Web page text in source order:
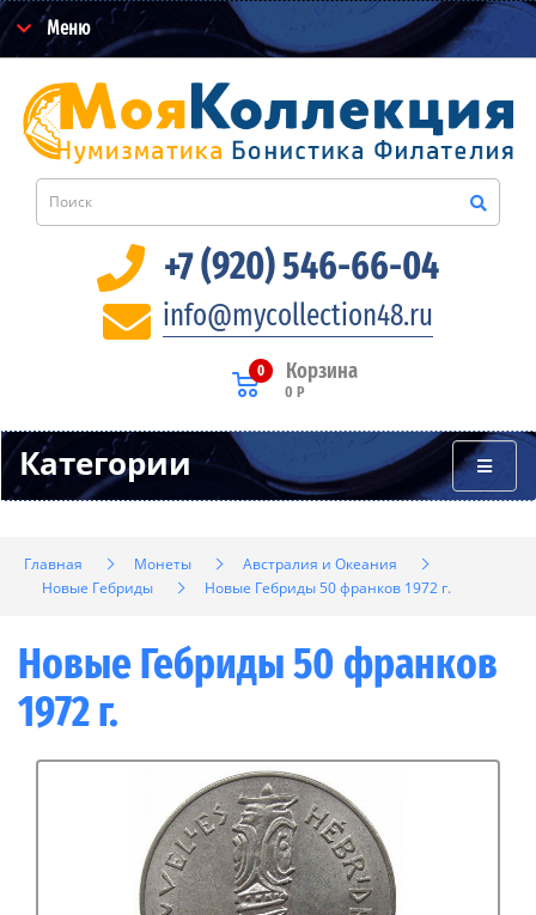
Меню
+7 (920) 546-66-04
info@mycollection48.ru
Корзина
0
0 Р
Категории
Главная Монеты
Австралия и Океания
Новые Гебриды
Новые Гебриды 50 франков 1972 г.
Новые Гебриды 50 франков
1972 г.